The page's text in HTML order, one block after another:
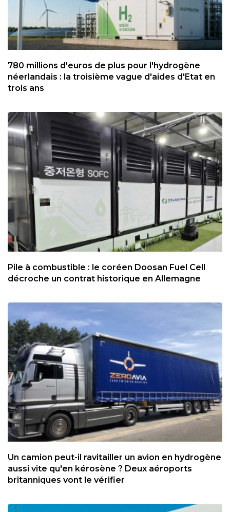
780 millions d'euros de plus pour l'hydrogène
néerlandais : la troisième vague d'aides d'Etat en
trois ans
Pile à combustible : le coréen Doosan Fuel Cell
décroche un contrat historique en Allemagne
Un camion peut-il ravitailler un avion en hydrogène
aussi vite qu'en kérosène ? Deux aéroports
britanniques vont le vérifier